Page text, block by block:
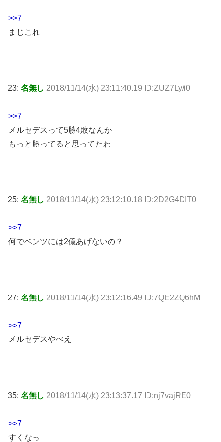
>>7
まじこれ
23: 名無し 2018/11/14(水) 23:11:40.19 ID:ZUZ7Ly/i0
>>7
メルセデスって5勝4敗なんか
もっと勝ってると思ってたわ
25: 名無し 2018/11/14(水) 23:12:10.18 ID:2D2G4DIT0
>>7
何でベンツには2億あげないの？
27: 名無し 2018/11/14(水) 23:12:16.49 ID:7QE2ZQ6hM
>>7
メルセデスやべえ
35: 名無し 2018/11/14(水) 23:13:37.17 ID:nj7vajRE0
>>7
すくなっ